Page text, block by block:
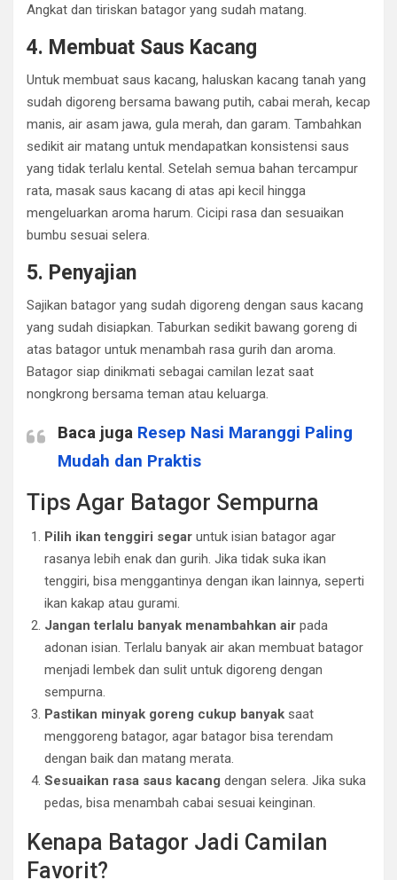
Angkat dan tiriskan batagor yang sudah matang.
4. Membuat Saus Kacang
Untuk membuat saus kacang, haluskan kacang tanah yang
sudah digoreng bersama bawang putih, cabai merah, kecap
manis, air asam jawa, gula merah, dan garam. Tambahkan
sedikit air matang untuk mendapatkan konsistensi saus
yang tidak terlalu kental. Setelah semua bahan tercampur
rata, masak saus kacang di atas api kecil hingga
mengeluarkan aroma harum. Cicipi rasa dan sesuaikan
bumbu sesuai selera.
5. Penyajian
Sajikan batagor yang sudah digoreng dengan saus kacang
yang sudah disiapkan. Taburkan sedikit bawang goreng di
atas batagor untuk menambah rasa gurih dan aroma.
Batagor siap dinikmati sebagai camilan lezat saat
nongkrong bersama teman atau keluarga.
Baca juga Resep Nasi Maranggi Paling
Mudah dan Praktis
Tips Agar Batagor Sempurna
Pilih ikan tenggiri segar untuk isian batagor agar
rasanya lebih enak dan gurih. Jika tidak suka ikan
tenggiri, bisa menggantinya dengan ikan lainnya, seperti
ikan kakap atau gurami.
Jangan terlalu banyak menambahkan air pada
adonan isian. Terlalu banyak air akan membuat batagor
menjadi lembek dan sulit untuk digoreng dengan
sempurna.
Pastikan minyak goreng cukup banyak saat
menggoreng batagor, agar batagor bisa terendam
dengan baik dan matang merata.
Sesuaikan rasa saus kacang dengan selera. Jika suka
pedas, bisa menambah cabai sesuai keinginan.
Kenapa Batagor Jadi Camilan
Favorit?